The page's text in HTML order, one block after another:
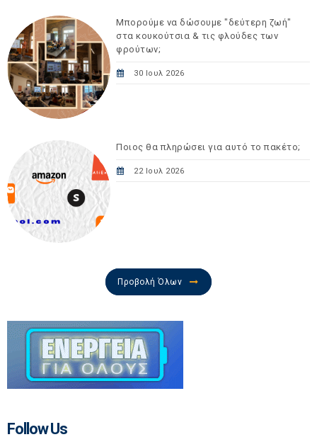
Μπορούμε να δώσουμε "δεύτερη ζωή"
στα κουκούτσια & τις φλούδες των
φρούτων;
30 Ιουλ 2026
Ποιος θα πληρώσει για αυτό το πακέτο;
22 Ιουλ 2026
Προβολή Όλων
Follow Us